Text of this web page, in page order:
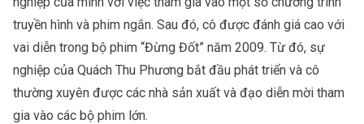
truyền hình và phim ngắn. Sau đó, cô được đánh giá cao với
vai diễn trong bộ phim “Đừng Đốt” năm 2009. Từ đó, sự
nghiệp của Quách Thu Phương bắt đầu phát triển và cô
thường xuyên được các nhà sản xuất và đạo diễn mời tham
gia vào các bộ phim lớn.